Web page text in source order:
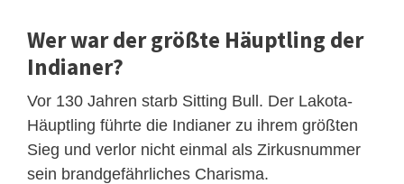
Wer war der größte Häuptling der
Indianer?
Vor 130 Jahren starb Sitting Bull. Der Lakota-
Häuptling führte die Indianer zu ihrem größten
Sieg und verlor nicht einmal als Zirkusnummer
sein brandgefährliches Charisma.